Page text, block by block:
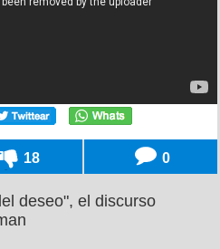
18 0
deseo", el discurso